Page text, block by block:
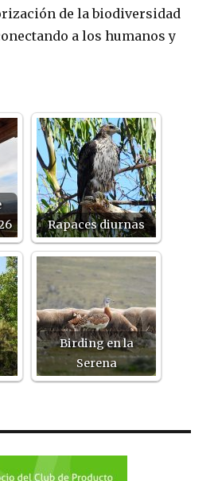
de la biodiversidad
a los humanos y
Rapaces diurnas
Birding en la
Serena